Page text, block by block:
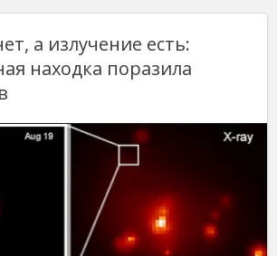
а излучение есть:
находка поразила